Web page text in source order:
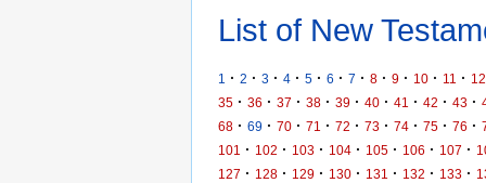
List of New
1 · 2 · 3 · 4 · 5 · 6 · 7 · 8 · 9 · 10 · 11 · 12
35 · 36 · 37 · 38 · 39 · 40 · 41 · 42 · 43 ·
68 · 69 · 70 · 71 · 72 · 73 · 74 · 75 · 76 ·
101
· 102 · 103 · 104 · 105 · 106 · 107 ·
127 · 128 · 129 · 130 · 131 · 132 · 133 ·